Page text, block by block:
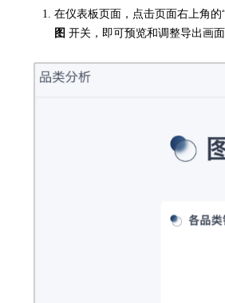
在仪表板页面，点击页面右上角的
图 开关，即可预览和调整导出画面